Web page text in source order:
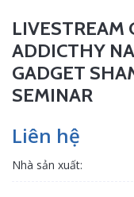
LIVESTREAM
ADDICTHY
GADGET
SEMINAR
Liên hệ
Nhà sản xuất: